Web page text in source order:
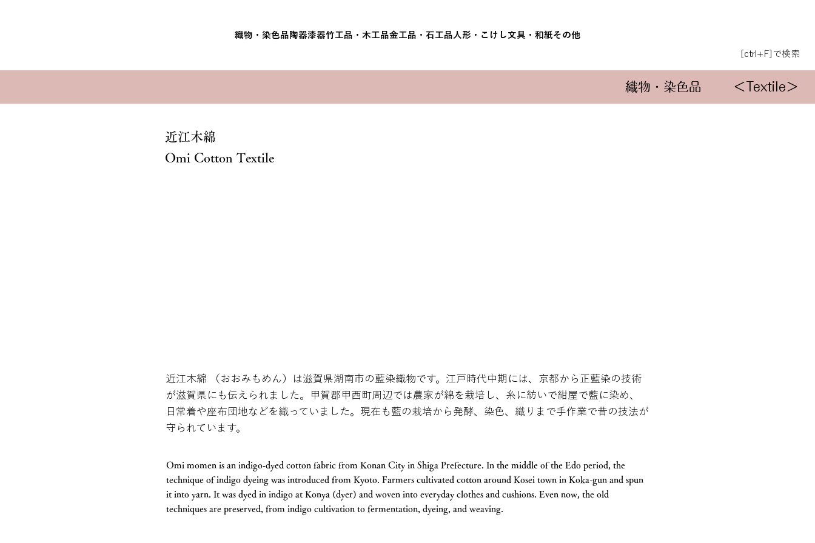
織物・染色品 陶器漆器竹工品・木工品金工品・石工品 人形・こけし 文具・和紙その他
[ctrl+F]で検索
織物・染色品 ＜Textile＞
近江木綿
Omi Cotton Textile
近江木綿 （おおみもめん）は滋賀県湖南市の藍染織物です。江戸時代中期には、京都から正藍染の技術
が滋賀県にも伝えられました。甲賀郡甲西町周辺では農家が綿を栽培し、糸に紡いで紺屋で藍に染め、
日常着や座布団地などを織っていました。現在も藍の栽培から発酵、染色、織りまで手作業で昔の技法が
守られています。
Omi momen is an indigo-dyed cotton fabric from Konan City in Shiga Prefecture. In the middle of the Edo period, the
technique of indigo dyeing was introduced from Kyoto. Farmers cultivated cotton around Kosei town in Koka-gun and spun
it into yarn. It was dyed in indigo at Konya (dyer) and woven into everyday clothes and cushions. Even now, the old
techniques are preserved, from indigo cultivation to fermentation, dyeing, and weaving.